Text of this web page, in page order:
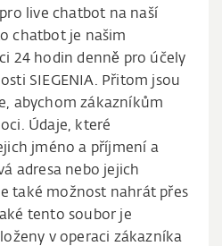
live chatbot na naší
chatbot je našim
24 hodin denně pro účely
SIEGENIA. Přitom jsou
abychom zákazníkům
Údaje, které
jméno a příjmení a
adresa nebo jejich
také možnost nahrát přes
tento soubor je
v operaci zákazníka